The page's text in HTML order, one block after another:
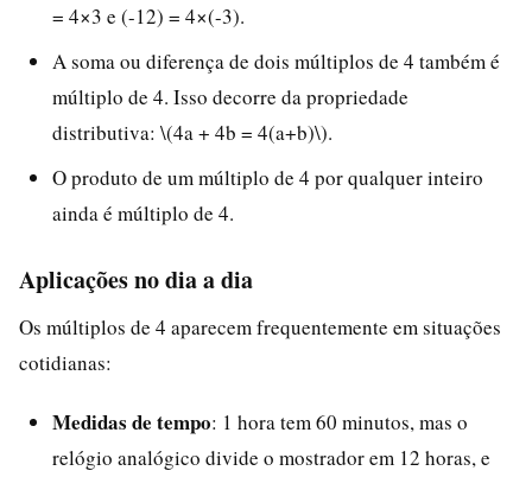
= 4×3 e (-12) = 4×(-3).
A soma ou diferença de dois múltiplos de 4 também é
múltiplo de 4. Isso decorre da propriedade
distributiva: \(4a + 4b = 4(a+b)\).
O produto de um múltiplo de 4 por qualquer inteiro
ainda é múltiplo de 4.
Aplicações no dia a dia
Os múltiplos de 4 aparecem frequentemente em situações
cotidianas:
Medidas de tempo: 1 hora tem 60 minutos, mas o
relógio analógico divide o mostrador em 12 horas, e